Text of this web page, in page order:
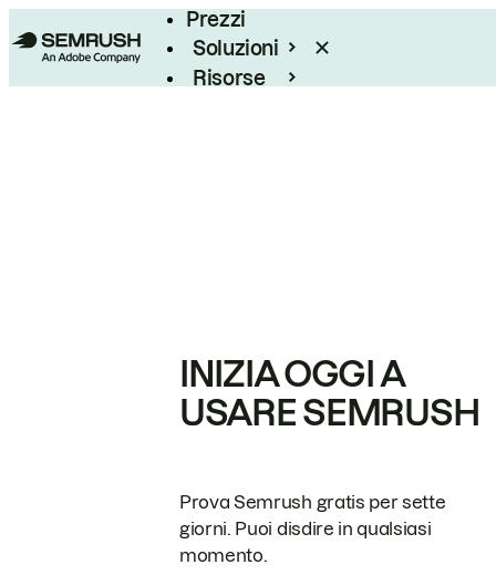
Prezzi
Soluzioni
Risorse
INIZIA OGGI A
USARE SEMRUSH
Prova Semrush gratis per sette
giorni. Puoi disdire in qualsiasi
momento.